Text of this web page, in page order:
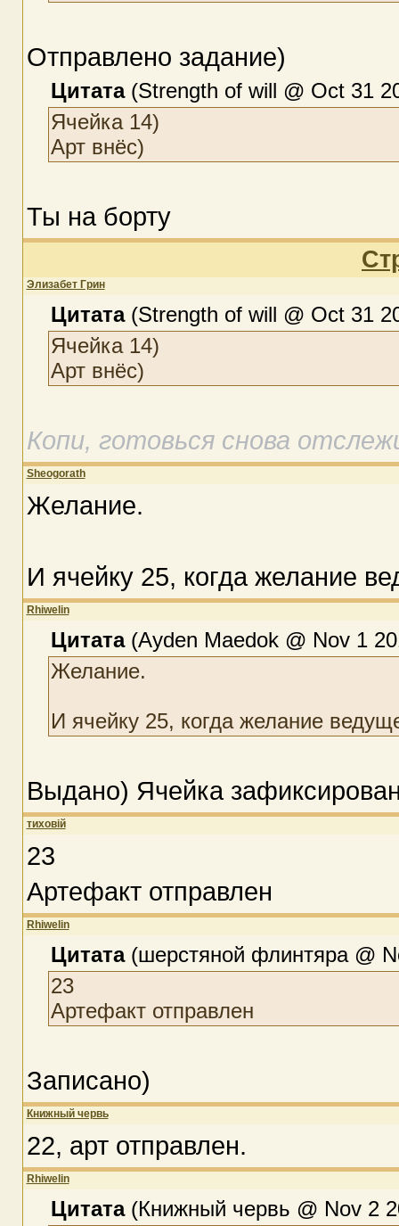
Отправлено задание)
Цитата(Strength of will @ Oct 31
Ячейка 14)
Арт внёс)
Ты на борту
Элизабет Грин
Цитата(Strength of will @ Oct 31
Ячейка 14)
Арт внёс)
Копи, готовься снова
Sheogorath
Желание.
И ячейку 25, когда желание
Rhiwelin
Цитата(Ayden Maedok @ Nov 1
Желание.
И ячейку 25, когда желание
Выдано) Ячейка
тиховій
23
Артефакт отправлен
Rhiwelin
Цитата(шерстяной флинтяра @
23
Артефакт отправлен
Записано)
Книжный червь
22, арт отправлен.
Rhiwelin
Цитата(Книжный червь @ Nov 2